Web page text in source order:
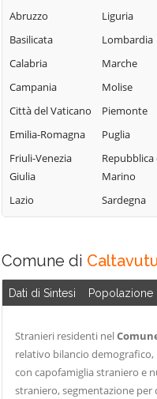
Campofelice di
Fitalia
Campofelice di
Campofiorito
Carini
Castelbuono
Casteldaccia
Castronovo di
Sicilia
Cefalà Diana
Cefalù
Montelepre
Belsito
Palermo
Partinico
Petralia
Abruzzo
Basilicata
Calabria
Campania
Città del Vaticano
Emilia-Romagna
Friuli-Venezia
Giulia
Lazio
Liguria
Lombardia
Marche
Molise
Piemonte
Puglia
Repubblica
Marino
Sardegna
Comune di
Dati di Sintesi Popolazione
Stranieri residenti nel
relativo bilancio
con capofamiglia straniero e
straniero, segmentazione per